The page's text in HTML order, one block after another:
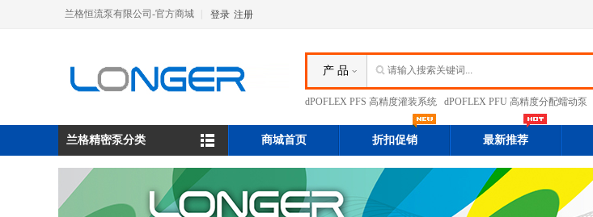
兰格恒流泵有限公司-官方商城 登录 注册
产 品
dPOFLEX PFS 高精度灌装系统 dPOFLEX PFU 高精度分配蠕动泵
兰格精密泵分类 商城首页 折扣促销 最新推荐